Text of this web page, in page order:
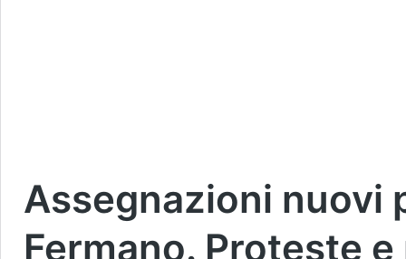
Assegnazioni nuovi
Fermano. Proteste